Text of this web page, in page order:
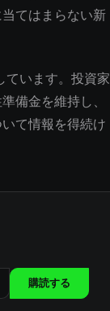
てはまらない新
ています。投資家
備金を維持し、
て情報を得続け
購読する